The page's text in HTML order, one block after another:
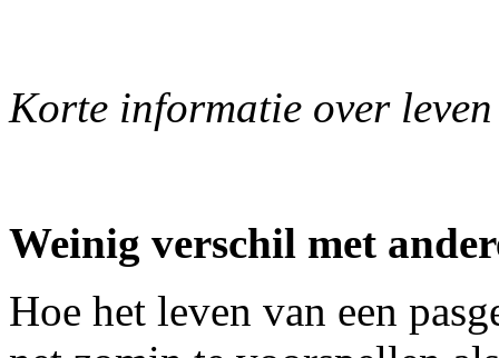
Korte informatie over
Weinig verschil met
Hoe het leven van een